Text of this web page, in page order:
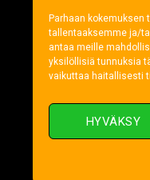
Parhaan
tallentaaksemme ja/
antaa meille
yksilöllisiä tunnuksia
vaikuttaa haitallisesti
HYVÄKSY